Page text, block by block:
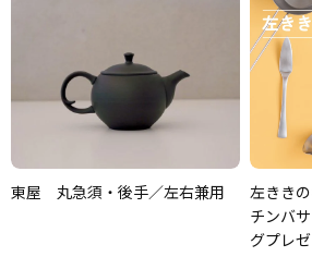
東屋 丸急須・後手／左右兼用
左きき
チンバ
グプレゼ